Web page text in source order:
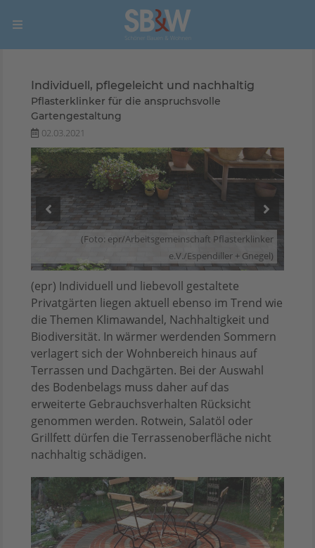
Individuell, pflegeleicht und nachhaltig
Pflasterklinker für die anspruchsvolle
Gartengestaltung
02.03.2021
(Foto: epr/Arbeitsgemeinschaft Pflasterklinker
e.V./Espendiller + Gnegel)
(epr) Individuell und liebevoll gestaltete
Privatgärten liegen aktuell ebenso im Trend wie
die Themen Klimawandel, Nachhaltigkeit und
Biodiversität. In wärmer werdenden Sommern
verlagert sich der Wohnbereich hinaus auf
Terrassen und Dachgärten. Bei der Auswahl
des Bodenbelags muss daher auf das
erweiterte Gebrauchsverhalten Rücksicht
genommen werden. Rotwein, Salatöl oder
Grillfett dürfen die Terrassenoberfläche nicht
nachhaltig schädigen.